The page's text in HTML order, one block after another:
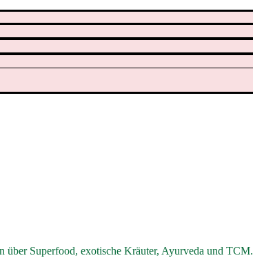
Superfood, exotische Kräuter, Ayurveda und TCM.